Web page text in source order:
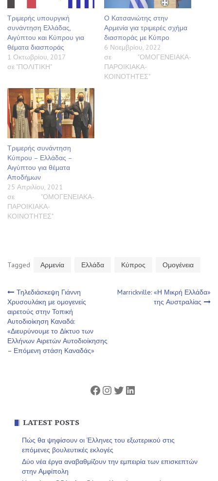
Τριμερής υπουργική
συνάντηση Ελλάδας,
Αιγύπτου και Κύπρου για
θέματα διασποράς
1 Οκτωβρίου, 2017
σε "ΠΟΛΙΤΙΚΗ"
Ο Κατσανιώτης στην
Αρμενία για τριμερές σχήμα
διασποράς με Κύπρο
6 Νοεμβρίου, 2022
σε "ΟΜΟΓΕΝΕΙΑΚΑ-
ΠΑΡΟΙΚΙΑΚΑ-
ΚΟΙΝΟΤΗΤΕΣ"
Τριμερής συνάντηση
Κύπρου – Ελλάδας –
Αιγύπτου για θέματα
Αποδήμων
25 Απριλίου, 2021
σε "ΟΜΟΓΕΝΕΙΑΚΑ-
ΠΑΡΟΙΚΙΑΚΑ-
ΚΟΙΝΟΤΗΤΕΣ"
Tagged Αρμενία Ελλάδα Κύπρος Ομογένεια
Πλοήγηση
άρθρων
Τηλεδιάσκεψη Γιάννη
Χρυσουλάκη με ομογενείς
αιρετούς στην Τοπική
Αυτοδιοίκηση Καναδά:
«Διευρύνουμε το Δίκτυο των
Ελλήνων Αιρετών Αυτοδιοίκησης
– Επόμενη στάση Καναδάς»
Marrickville: «Η Μικρή Ελλάδα»
της Αυστραλίας
Facebook
Instagram
Twitter
Linkedin
LATEST POSTS
Πώς θα ψηφίσουν οι Έλληνες του εξωτερικού στις
επόμενες βουλευτικές εκλογές
Δύο νέα έργα αναβαθμίζουν την εμπειρία των επισκεπτών
στην Αμφίπολη